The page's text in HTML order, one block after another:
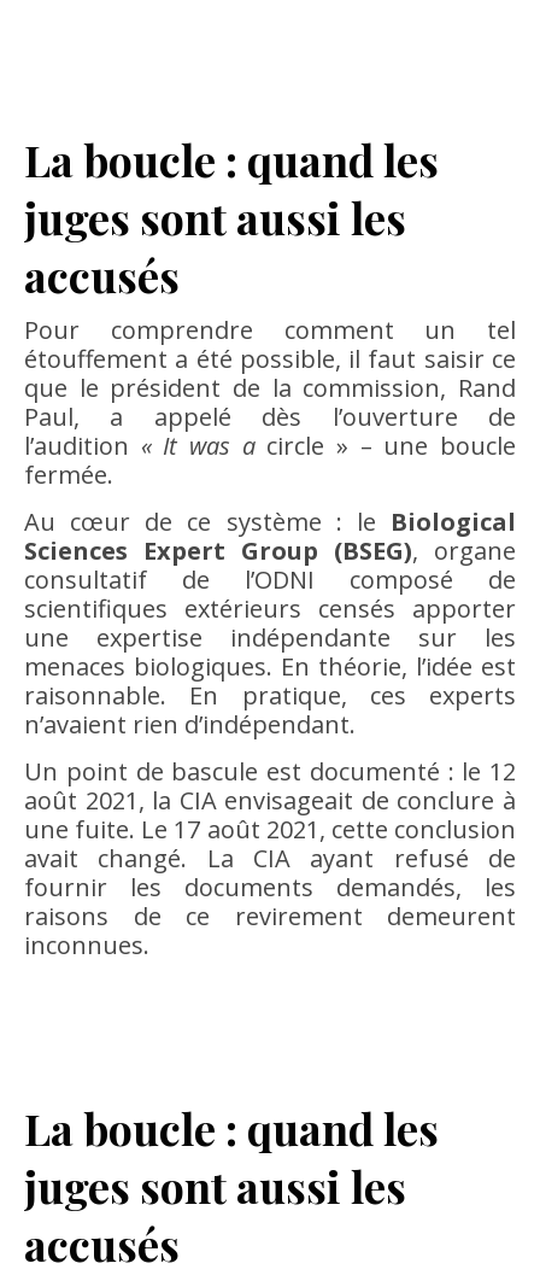
La boucle : quand les
juges sont aussi les
accusés
Pour comprendre comment un tel
étouffement a été possible, il faut saisir ce
que le président de la commission, Rand
Paul, a appelé dès l’ouverture de
l’audition « It was acircle » – une boucle
fermée.
Au cœur de ce système : le Biological
Sciences Expert Group (BSEG), organe
consultatif de l’ODNI composé de
scientifiques extérieurs censés apporter
une expertise indépendante sur les
menaces biologiques. En théorie, l’idée est
raisonnable. En pratique, ces experts
n’avaient rien d’indépendant.
Un point de bascule est documenté : le 12
août 2021, la CIA envisageait de conclure à
une fuite. Le 17 août 2021, cette conclusion
avait changé. La CIA ayant refusé de
fournir les documents demandés, les
raisons de ce revirement demeurent
inconnues.
La boucle : quand les
juges sont aussi les
accusés